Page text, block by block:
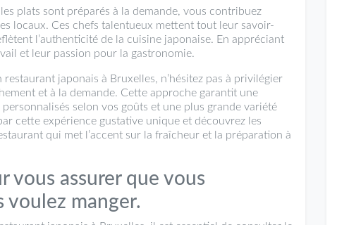
plats sont préparés à la demande, vous contribuez
locaux. Ces chefs talentueux mettent tout leur savoir-
l’authenticité de la cuisine japonaise. En appréciant
et leur passion pour la gastronomie.
japonais à Bruxelles, n’hésitez pas à privilégier
et à la demande. Cette approche garantit une
selon vos goûts et une plus grande variété
cette expérience gustative unique et découvrez les
qui met l’accent sur la fraîcheur et la préparation à
vous assurer que vous
voulez manger.